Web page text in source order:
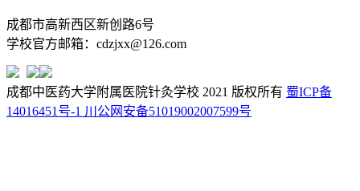
成都市高新西区新创路6号
学校官方邮箱：cdzjxx@126.com
成都中医药大学附属医院针灸学校 2021 版权所有 蜀ICP备
14016451号-1 川公网安备51019002007599号